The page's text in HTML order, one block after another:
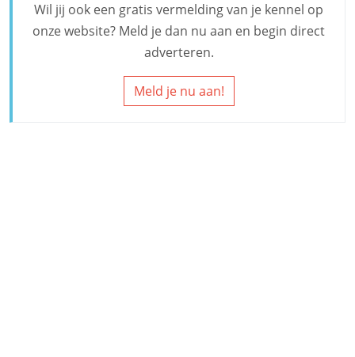
Wil jij ook een gratis vermelding van je kennel op
onze website? Meld je dan nu aan en begin direct
adverteren.
Meld je nu aan!